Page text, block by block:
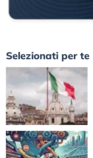
Selezionati per te